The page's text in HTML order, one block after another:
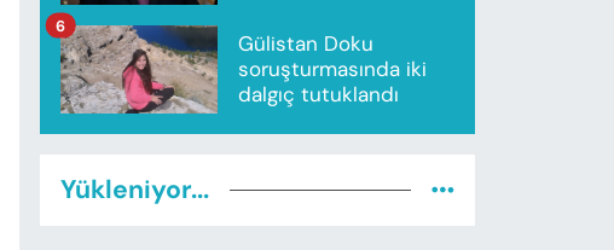
Gülistan Doku
soruşturmasında iki
dalgıç tutuklandı
6
Yükleniyor...